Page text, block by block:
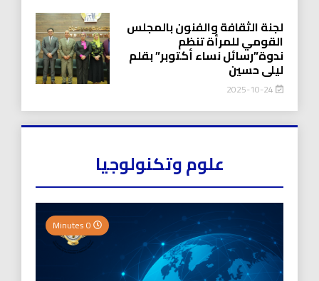
لجنة الثقافة والفنون بالمجلس
القومي للمرأة تنظم
ندوة”رسائل نساء أكتوبر” بقلم
ليلى حسين
2025-10-24
علوم وتكنولوجيا